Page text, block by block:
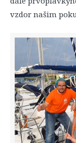
vzdor našim